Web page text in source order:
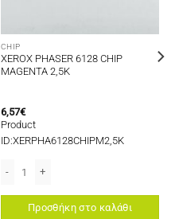
CHIP
XEROX PHASER 6128 CHIP
MAGENTA 2,5K
6,57€
Product
ID:XERPHA6128CHIPM2,5K
Προσθήκη στο καλάθι